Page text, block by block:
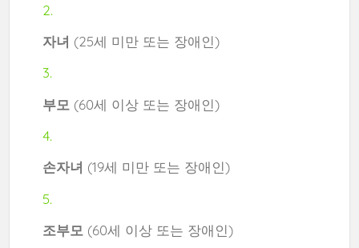
자녀 (25세 미만 또는 장애인)
부모 (60세 이상 또는 장애인)
손자녀 (19세 미만 또는 장애인)
조부모 (60세 이상 또는 장애인)